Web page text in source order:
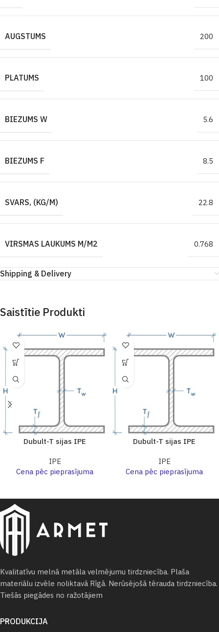
AUGSTUMS 200
PLATUMS 100
BIEZUMS W 5.6
BIEZUMS F 8.5
SVARS, (KG/M) 22.8
VIRSMAS LAUKUMS M/M2 0.768
Shipping & Delivery
Saistītie Produkti
Dubult-T sijas IPE
IPE
Cena pēc pieprasījuma
Dubult-T sijas IPE
IPE
Cena pēc pieprasījuma
Kvalitatīvu melnā metāla velmējumu tirdzniecība. Plaša
materiālu izvēle noliktavā Rīgā. Nerūsējošā tērauda tirdzniecība.
Tiešās piegādes no ražotājiem
PRODUKCIJA